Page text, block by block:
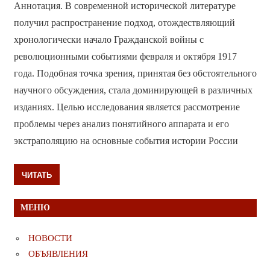
Аннотация. В современной исторической литературе
получил распространение подход, отождествляющий
хронологически начало Гражданской войны с
революционными событиями февраля и октября 1917
года. Подобная точка зрения, принятая без обстоятельного
научного обсуждения, стала доминирующей в различных
изданиях. Целью исследования является рассмотрение
проблемы через анализ понятийного аппарата и его
экстраполяцию на основные события истории России
ЧИТАТЬ
МЕНЮ
НОВОСТИ
ОБЪЯВЛЕНИЯ